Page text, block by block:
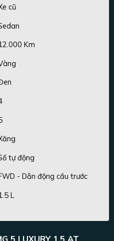
cũ
Km
tự động
- Dẫn động cầu trước
L